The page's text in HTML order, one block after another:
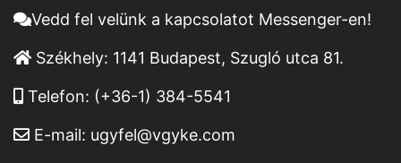
Vedd fel velünk a kapcsolatot Messenger-en!
Székhely: 1141 Budapest, Szugló utca 81.
Telefon: (+36-1) 384-5541
E-mail: ugyfel@vgyke.com